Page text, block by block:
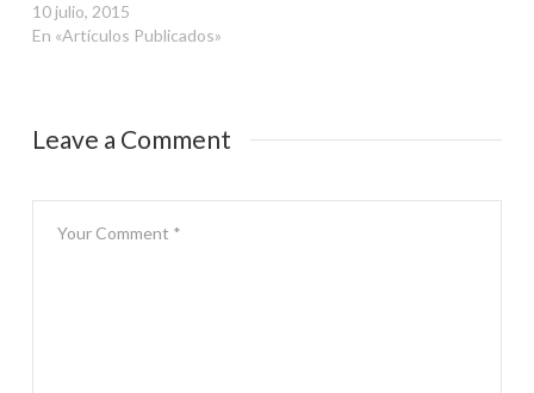
10 julio, 2015
En «Artículos Publicados»
Leave a Comment